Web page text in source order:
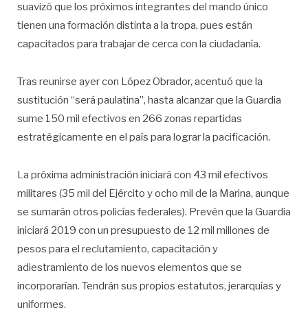
suavizó que los próximos integrantes del mando único
tienen una formación distinta a la tropa, pues están
capacitados para trabajar de cerca con la ciudadanía.
Tras reunirse ayer con López Obrador, acentuó que la
sustitución “será paulatina”, hasta alcanzar que la Guardia
sume 150 mil efectivos en 266 zonas repartidas
estratégicamente en el país para lograr la pacificación.
La próxima administración iniciará con 43 mil efectivos
militares (35 mil del Ejército y ocho mil de la Marina, aunque
se sumarán otros policías federales). Prevén que la Guardia
iniciará 2019 con un presupuesto de 12 mil millones de
pesos para el reclutamiento, capacitación y
adiestramiento de los nuevos elementos que se
incorporarían. Tendrán sus propios estatutos, jerarquías y
uniformes.